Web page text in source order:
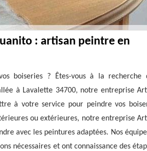
: artisan peintre en
boiseries ? Êtes-vous à la recherche
à Lavalette 34700, notre entreprise
à votre service pour peindre vos
ou extérieures, notre entreprise
avec les peintures adaptées. Nos
nécessaires et ont connaissance des